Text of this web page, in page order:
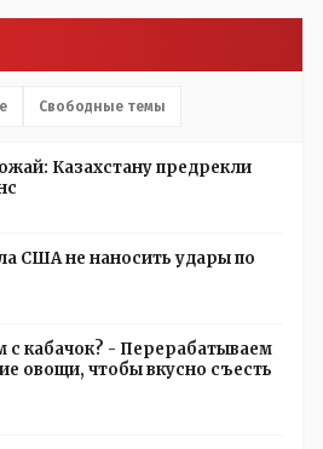
Свободные темы
Казахстану предрекли
США не наносить удары по
кабачок? - Перерабатываем
овощи, чтобы вкусно съесть